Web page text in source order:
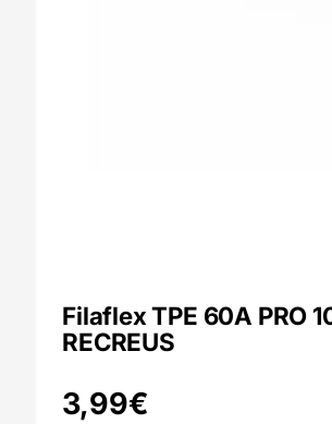
Filaflex TPE 60A PRO
RECREUS
3,99€